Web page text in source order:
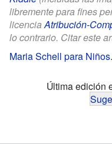
libremente para fines
licenciaAtribución-
lo contrario. Citar este
Maria Schell para Niños.
Última edición